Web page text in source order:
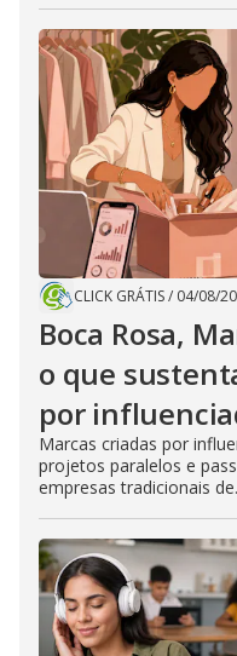
CLICK GRÁTIS/ 04/08/
Boca Rosa,
o que
por
Marcas criadas por
projetos paralelos e
empresas tradicionais